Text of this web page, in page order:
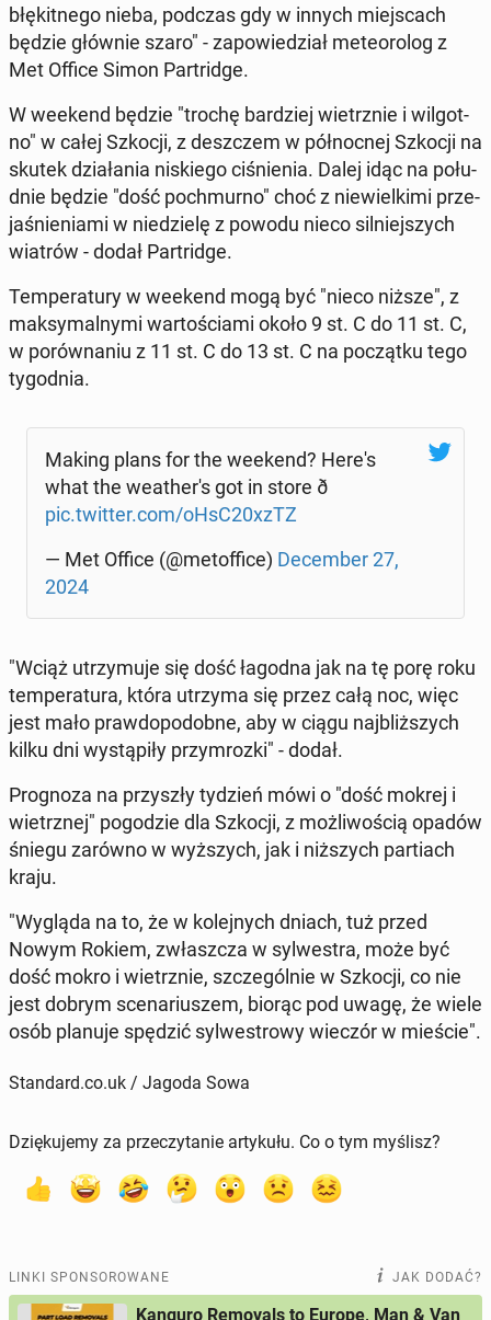
błę­kit­ne­go nieba, podczas gdy w innych miej­scach
będzie głównie szaro" - za­po­wie­dział me­te­oro­log z
Met Office Simon Par­trid­ge.
W weekend będzie "trochę bar­dziej wietrz­nie i wil­got­
no" w całej Szkocji, z desz­czem w pół­noc­nej Szkocji na
skutek dzia­ła­nia ni­skie­go ci­śnie­nia. Dalej idąc na po­łu­
dnie będzie "dość po­chmur­no" choć z nie­wiel­ki­mi prze­
ja­śnie­nia­mi w nie­dzie­lę z powodu nieco sil­niej­szych
wiatrów - dodał Par­trid­ge.
Tem­pe­ra­tu­ry w weekend mogą być "nieco niższe", z
mak­sy­mal­ny­mi war­to­ścia­mi około 9 st. C do 11 st. C,
w po­rów­na­niu z 11 st. C do 13 st. C na po­cząt­ku tego
ty­go­dnia.
Making plans for the weekend? Here's
what the we­athe­r's got in store ð
pic.twitter.com/oHsC20xzTZ
— Met Office (@me­tof­fi­ce) De­cem­ber 27,
2024
"Wciąż utrzy­mu­je się dość łagodna jak na tę porę roku
tem­pe­ra­tu­ra, która utrzyma się przez całą noc, więc
jest mało praw­do­po­dob­ne, aby w ciągu naj­bliż­szych
kilku dni wy­stą­pi­ły przy­mroz­ki" - dodał.
Pro­gno­za na przy­szły tydzień mówi o "dość mokrej i
wietrz­nej" po­go­dzie dla Szkocji, z moż­li­wo­ścią opadów
śniegu zarówno w wyż­szych, jak i niż­szych par­tiach
kraju.
"Wygląda na to, że w ko­lej­nych dniach, tuż przed
Nowym Rokiem, zwłasz­cza w syl­we­stra, może być
dość mokro i wietrz­nie, szcze­gól­nie w Szkocji, co nie
jest dobrym sce­na­riu­szem, biorąc pod uwagę, że wiele
osób planuje spędzić syl­we­stro­wy wieczór w mieście".
Standard.co.uk / Jagoda Sowa
Dziękujemy za przeczytanie artykułu. Co o tym myślisz?
LINKI SPONSOROWANE JAK DODAĆ?
Kanguro Removals to Europe, Man & Van